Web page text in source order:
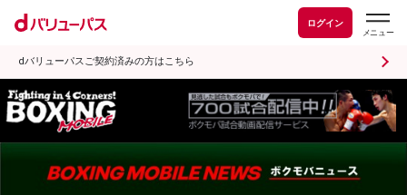
ログイン
dバリューパスご契約済みの方はこちら